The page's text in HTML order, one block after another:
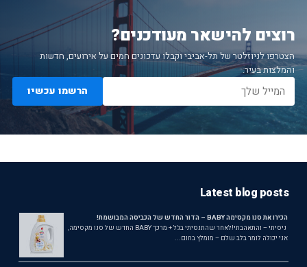
רוצים להישאר מעודכנים?
הצטרפו לניוזלטר של תל-אביבי וקבלו עדכונים חמים על אירועים, חדשות
והמלצות בעיר.
הרשמו עכשיו
Latest blog posts
הכירו את סנו מקסימה BABY – הדור החדש של הכביסה המבושמת!
ניסיתי – והתאהבתי!לאחר שהתנסיתי בג'ל + מרכך BABY החדש של סנו מקסימה,
אני יכולה לומר בלב שלם – מומלץ בחום...